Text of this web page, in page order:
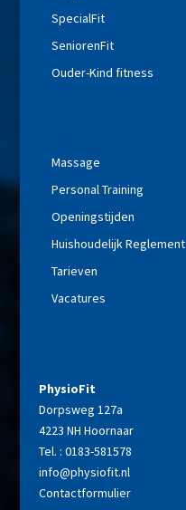
SpecialFit
SeniorenFit
Ouder-Kind fitness
Massage
Personal Training
Openingstijden
Huishoudelijk Reglement
Tarieven
Vacatures
PhysioFit
Dorpsweg 127a
4223 NH Hoornaar
Tel. : 0183-581578
info@physiofit.nl
Contactformulier